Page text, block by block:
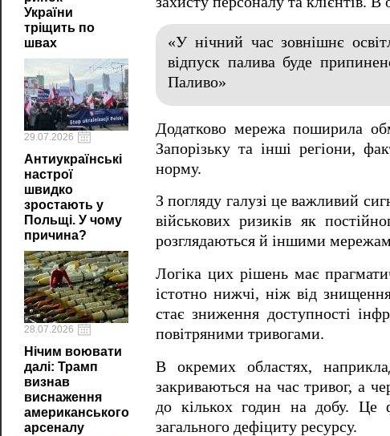
України
тріщить по
швах
29.07.2026
Антиукраїнські
настрої
швидко
зростають у
Польщі. У чому
причина?
28.07.2026
Нічим воювати
далі: Трамп
визнав
виснаження
американського
арсеналу
«У нічний час зовнішнє
відпуск палива буде
Паливо»
Додатково мережа поширила
Запорізьку та інші регіони,
норму.
З погляду галузі це важливий
військових ризиків як
розглядаються й іншими
Логіка цих рішень має
істотно нижчі, ніж від
стає зниження доступності
повітряними тривогами.
В окремих областях,
закриваються на час тривог, а
до кількох годин на добу. Це
загального дефіциту ресурсу.